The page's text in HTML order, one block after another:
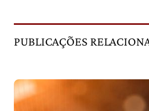
PUBLICAÇÕES